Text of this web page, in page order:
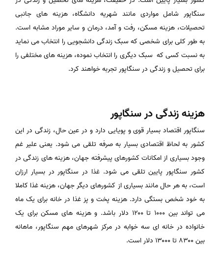
سنگاپور شامل مواردی مانند شهریه دانشگاه، هزینه های جانبی
تحصیلات، هزینه مسکن، رفت و آمد، درمان و سایر موراد مشابه است.
به طور کلی برای شخصی که سبک زندگی دانشجویی را انتخاب می نماید
به نسبت کسی که سبک دیگری را انتخاب نموده، هزینه های مختلفی را
برای تحصیل و زندگی در سنگاپور تجربه خواهند کرد.
هزینه زندگی در سنگاپور
سنگاپور اقتصاد بسیار قوی و پویایی دارد و در عین حال، زندگی در این
کشور به لحاظ اقتصادی بسیار به صرفه تلقی می شود. یعنی علیر غم
وجود بسیاری از امکانات کشورهای پیشرفته جهان، هزینه های زندگی در
کشور سنگاپور پایین تلقی می شود. غذا در سنگاپور در بسیار ارزان
است، به هر حال مانند بسیاری از کشورهای دیگر جهان، هزینه غذا کاملا
به خود شخص بستگی دارد. هزینه پخت و پز غذا در خانه برای یک ماه
می تواند بین ۱۰۰۰ تا ۱۲۰۰ دلار باشد. و هزینه های مسکن برای یک
خانواده در خانه ای سه خوابه در مرکز شهرهای مهم سنگاپور، ماهانه
بین ۸۳۰۰ تا ۱۳۰۰۰ دلار است.